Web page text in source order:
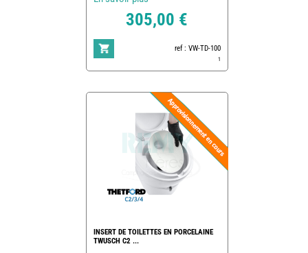
305,00 €
ref : VW-TD-100
1
INSERT DE TOILETTES EN PORCELAINE
TWUSCH C2 ...